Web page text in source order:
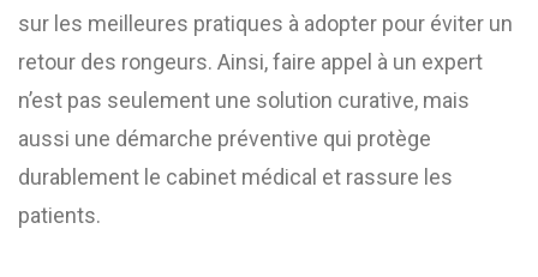
sur les meilleures pratiques à adopter pour éviter un
retour des rongeurs. Ainsi, faire appel à un expert
n’est pas seulement une solution curative, mais
aussi une démarche préventive qui protège
durablement le cabinet médical et rassure les
patients.